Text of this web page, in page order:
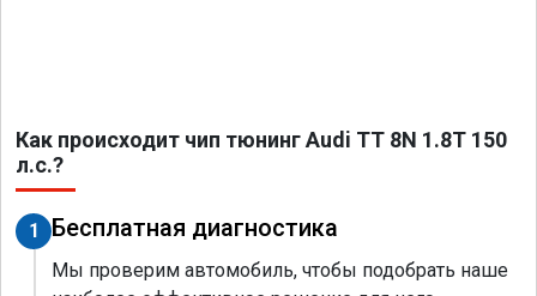
Как происходит чип тюнинг Audi TT 8N 1.8T 150
л.с.?
1 Бесплатная диагностика
Мы проверим автомобиль, чтобы подобрать наше